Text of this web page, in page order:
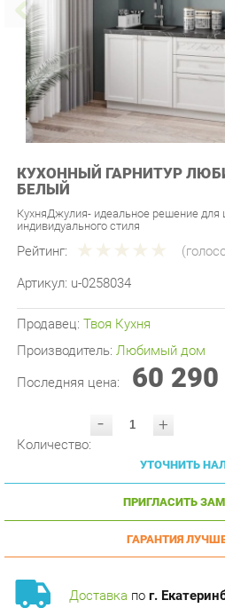
КУХОННЫЙ ГАРНИТУР
БЕЛЫЙ
КухняДжулия- идеальное решение для
Рейтинг:
Артикул: u-0258034
Производитель: Любимый дом
Последняя цена: 60 290 ₽
-
УТОЧНИТЬ
ПРИГЛАСИТЬ
ГАРАНТИЯ
Доставкапог.